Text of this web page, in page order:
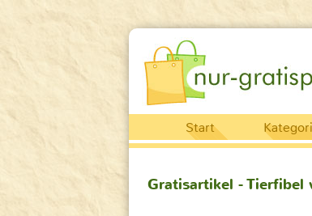
Start
Gratisartikel - Tierfibel